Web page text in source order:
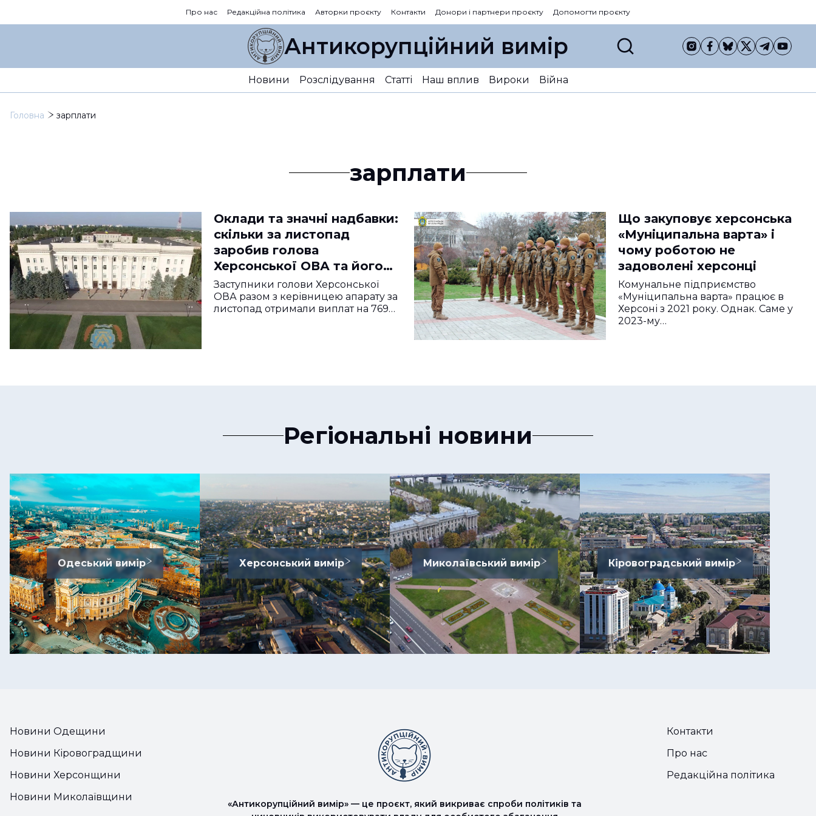
Про нас Редакційна політика Авторки проєкту Контакти Донори і партнери проєкту Допомогти проєкту
Антикорупційний вимір
Новини Розслідування Статті Наш вплив Вироки Війна
Головна зарплати
зарплати
Оклади та значні надбавки:
скільки за листопад
заробив голова
Херсонської ОВА та його
заступники
Заступники голови Херсонської
ОВА разом з керівницею апарату за
листопад отримали виплат на 769…
Що закуповує херсонська
«Муніципальна варта» і
чому роботою не
задоволені херсонці
Комунальне підприємство
«Муніципальна варта» працює в
Херсоні з 2021 року. Однак. Саме у
2023-му…
Регіональні новини
Одеський вимір Херсонський вимір Миколаївський вимір Кіровоградський вимір
Новини Одещини
Новини Кіровоградщини
Новини Херсонщини
Новини Миколаївщини
«Антикорупційний вимір» — це проєкт, який викриває спроби політиків та
Контакти
Про нас
Редакційна політика